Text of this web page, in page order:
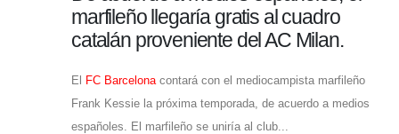
marfileño llegaría gratis al cuadro
catalán proveniente del AC Milan.
El FC Barcelona contará con el mediocampista marfileño
Frank Kessie la próxima temporada, de acuerdo a medios
españoles. El marfileño se uniría al club...